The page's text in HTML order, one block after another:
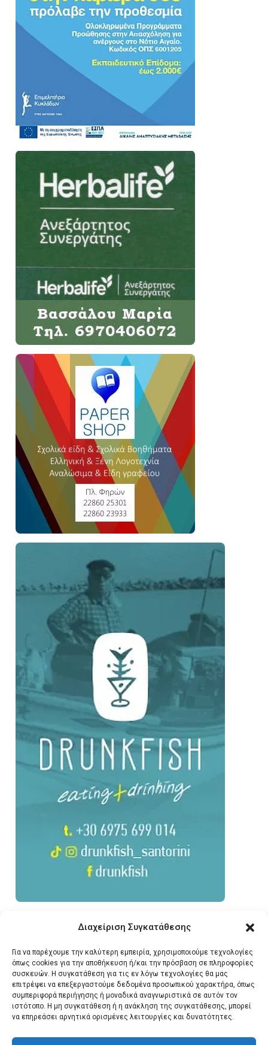
Διαχείριση Συγκατάθεσης
Για να παρέχουμε την καλύτερη εμπειρία, χρησιμοποιούμε τεχνολογίες
όπως cookies για την αποθήκευση ή/και την πρόσβαση σε πληροφορίες
συσκευών. Η συγκατάθεση για τις εν λόγω τεχνολογίες θα μας
επιτρέψει να επεξεργαστούμε δεδομένα προσωπικού χαρακτήρα, όπως
συμπεριφορά περιήγησης ή μοναδικά αναγνωριστικά σε αυτόν τον
ιστότοπο. Η μη συγκατάθεση ή η ανάκληση της συγκατάθεσης, μπορεί
να επηρεάσει αρνητικά ορισμένες λειτουργίες και δυνατότητες.